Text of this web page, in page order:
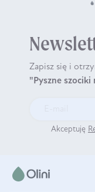
Zapisz się i
"Pyszne
Akceptuję